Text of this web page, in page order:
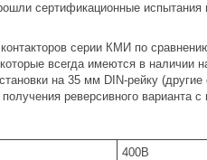
сертификационные
серии КМИ по
всегда имеются в наличии
на 35 мм DIN-рейку
реверсивного варианта
400В